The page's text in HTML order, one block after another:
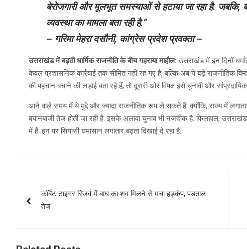
बेरोजगारी और मूलभूत समस्याओं से हटाया जा रहा है.
व्यवस्था का मामला बता रही है.“
– गरिमा मेहरा दसौनी, कांग्रेस प्रदेश प्रवक्ता –
उत्तराखंड में बढ़ती धार्मिक राजनीति के बीच गहराया माहौल:उत्तराखंड में इन दिनों
केवल प्रशासनिक कार्रवाई तक सीमित नहीं रह गए हैं, बल्कि अब ये बड़े राजनीतिक
की पहचान बचाने की लड़ाई बता रहे हैं, तो दूसरी ओर विपक्ष इसे चुनावी और
आने वाले समय में ये मुद्दे और ज्यादा राजनीतिक रूप ले सकते हैं. क्योंकि, राज्य में
बयानबाजी तेज होती जा रही है. इसके अलावा चुनाव भी नजदीक है. फिलहाल,
में हैं. इन पर सियासी घमासान लगातार बढ़ता दिखाई दे रहा है.
navigation
कॉर्बेट टाइगर रिजर्व में बाघ का शव मिलने से मचा हड़कंप, पड़ताल
तेज